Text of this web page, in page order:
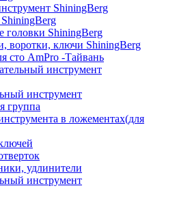
ShiningBerg
головки ShiningBerg
воротки, ключи ShiningBerg
сто AmPro -Тайвань
инструмент
инструмент
группа
в ложементах(для
удлинители
инструмент